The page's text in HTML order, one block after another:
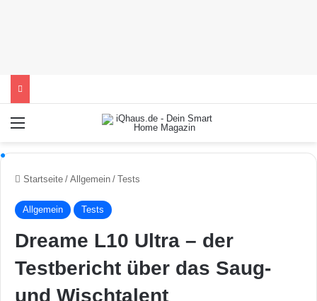
Startseite / Allgemein / Tests
Allgemein Tests
Dreame L10 Ultra – der
Testbericht über das Saug-
und Wischtalent